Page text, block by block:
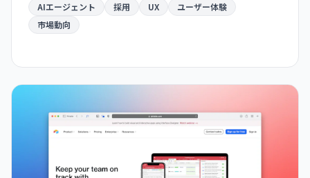
AIエージェント 採用 UX
ユーザー体験
市場動向